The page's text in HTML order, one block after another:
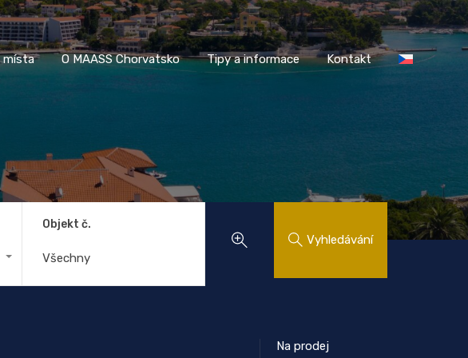
a místa O MAASS Chorvatsko Tipy a informace Kontakt
místa O MAASS Chorvatsko Tipy a informace Kontakt
Objekt č.
Vyhledávání
Na prodej